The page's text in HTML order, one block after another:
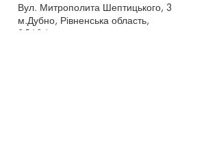
Вул. Митрополита Шептицького, 3
м.Дубно, Рівненська область,
35604